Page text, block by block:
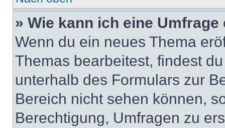
» Wie kann ich eine
Wenn du ein neues Thema
Themas bearbeitest, findest
unterhalb des Formulars zur
Bereich nicht sehen können,
Berechtigung, Umfragen zu